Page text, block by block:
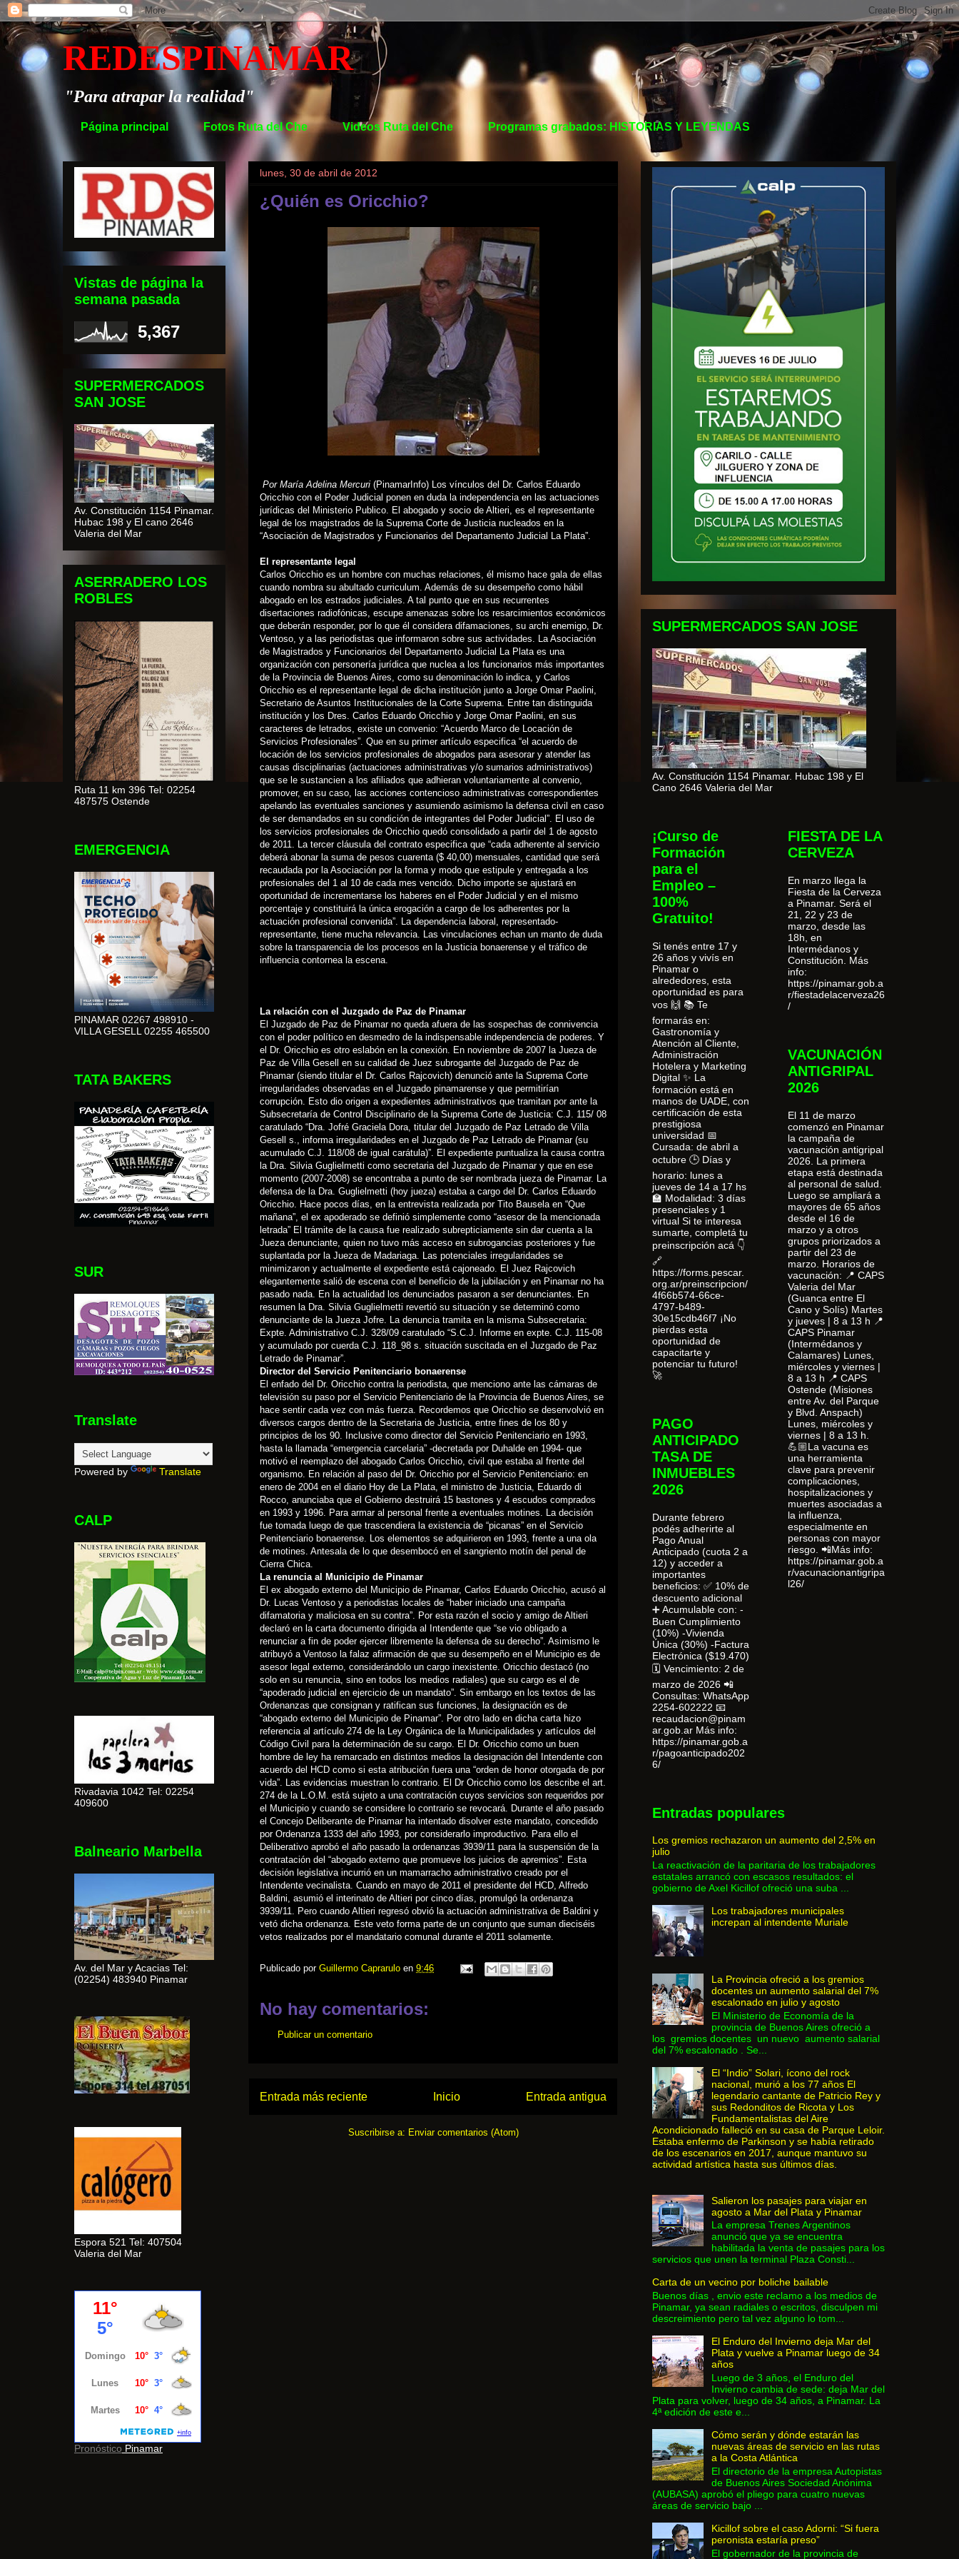
REDESPINAMAR
"Para atrapar la realidad"
Página principal Fotos Ruta del Che Videos Ruta del Che Programas grabados: HISTORIAS Y LEYENDAS
lunes, 30 de abril de 2012
¿Quién es Oricchio?
Por María Adelina Mercuri (PinamarInfo) Los vínculos del Dr. Carlos Eduardo
Oricchio con el Poder Judicial ponen en duda la independencia en las actuaciones
jurídicas del Ministerio Publico. El abogado y socio de Altieri, es el representante
legal de los magistrados de la Suprema Corte de Justicia nucleados en la
“Asociación de Magistrados y Funcionarios del Departamento Judicial La Plata”.
El representante legal
Carlos Oricchio es un hombre con muchas relaciones, él mismo hace gala de ellas
cuando nombra su abultado curriculum. Además de su desempeño como hábil
abogado en los estrados judiciales. A tal punto que en sus recurrentes
disertaciones radiofónicas, escupe amenazas sobre los resarcimientos económicos
que deberán responder, por lo que él considera difamaciones, su archi enemigo, Dr.
Ventoso, y a las periodistas que informaron sobre sus actividades. La Asociación
de Magistrados y Funcionarios del Departamento Judicial La Plata es una
organización con personería jurídica que nuclea a los funcionarios más importantes
de la Provincia de Buenos Aires, como su denominación lo indica, y Carlos
Oricchio es el representante legal de dicha institución junto a Jorge Omar Paolini,
Secretario de Asuntos Institucionales de la Corte Suprema. Entre tan distinguida
institución y los Dres. Carlos Eduardo Oricchio y Jorge Omar Paolini, en sus
caracteres de letrados, existe un convenio: “Acuerdo Marco de Locación de
Servicios Profesionales”. Que en su primer artículo especifica “el acuerdo de
locación de los servicios profesionales de abogados para asesorar y atender las
causas disciplinarias (actuaciones administrativas y/o sumarios administrativos)
que se le sustancien a los afiliados que adhieran voluntariamente al convenio,
promover, en su caso, las acciones contencioso administrativas correspondientes
apelando las eventuales sanciones y asumiendo asimismo la defensa civil en caso
de ser demandados en su condición de integrantes del Poder Judicial”. El uso de
los servicios profesionales de Oricchio quedó consolidado a partir del 1 de agosto
de 2011. La tercer cláusula del contrato especifica que “cada adherente al servicio
deberá abonar la suma de pesos cuarenta ($ 40,00) mensuales, cantidad que será
recaudada por la Asociación por la forma y modo que estipule y entregada a los
profesionales del 1 al 10 de cada mes vencido. Dicho importe se ajustará en
oportunidad de incrementarse los haberes en el Poder Judicial y en el mismo
porcentaje y constituirá la única erogación a cargo de los adherentes por la
actuación profesional convenida”. La dependencia laboral, representado-
representante, tiene mucha relevancia. Las vinculaciones echan un manto de duda
sobre la transparencia de los procesos en la Justicia bonaerense y el tráfico de
influencia contornea la escena.
La relación con el Juzgado de Paz de Pinamar
El Juzgado de Paz de Pinamar no queda afuera de las sospechas de connivencia
con el poder político en desmedro de la indispensable independencia de poderes. Y
el Dr. Oricchio es otro eslabón en la conexión. En noviembre de 2007 la Jueza de
Paz de Villa Gesell en su calidad de Juez subrogante del Juzgado de Paz de
Pinamar (siendo titular el Dr. Carlos Rajcovich) denunció ante la Suprema Corte
irregularidades observadas en el Juzgado pinamarense y que permitirían
corrupción. Esto dio origen a expedientes administrativos que tramitan por ante la
Subsecretaría de Control Disciplinario de la Suprema Corte de Justicia: C.J. 115/ 08
caratulado “Dra. Jofré Graciela Dora, titular del Juzgado de Paz Letrado de Villa
Gesell s., informa irregularidades en el Juzgado de Paz Letrado de Pinamar (su
acumulado C.J. 118/08 de igual carátula)”. El expediente puntualiza la causa contra
la Dra. Silvia Guglielmetti como secretaria del Juzgado de Pinamar y que en ese
momento (2007-2008) se encontraba a punto de ser nombrada jueza de Pinamar. La
defensa de la Dra. Guglielmetti (hoy jueza) estaba a cargo del Dr. Carlos Eduardo
Oricchio. Hace pocos días, en la entrevista realizada por Tito Bausela en “Que
mañana”, el ex apoderado se definió simplemente como “asesor de la mencionada
letrada” El trámite de la causa fue realizado subrepticiamente sin dar cuenta a la
Jueza denunciante, quien no tuvo más acceso en subrogancias posteriores y fue
suplantada por la Jueza de Madariaga. Las potenciales irregularidades se
minimizaron y actualmente el expediente está cajoneado. El Juez Rajcovich
elegantemente salió de escena con el beneficio de la jubilación y en Pinamar no ha
pasado nada. En la actualidad los denunciados pasaron a ser denunciantes. En
resumen la Dra. Silvia Guglielmetti revertió su situación y se determinó como
denunciante de la Jueza Jofre. La denuncia tramita en la misma Subsecretaria:
Expte. Administrativo C.J. 328/09 caratulado “S.C.J. Informe en expte. C.J. 115-08
y acumulado por cuerda C.J. 118_98 s. situación suscitada en el Juzgado de Paz
Letrado de Pinamar”.
Director del Servicio Penitenciario bonaerense
El enfado del Dr. Oricchio contra la periodista, que menciono ante las cámaras de
televisión su paso por el Servicio Penitenciario de la Provincia de Buenos Aires, se
hace sentir cada vez con más fuerza. Recordemos que Oricchio se desenvolvió en
diversos cargos dentro de la Secretaria de Justicia, entre fines de los 80 y
principios de los 90. Inclusive como director del Servicio Penitenciario en 1993,
hasta la llamada “emergencia carcelaria” -decretada por Duhalde en 1994- que
motivó el reemplazo del abogado Carlos Oricchio, civil que estaba al frente del
organismo. En relación al paso del Dr. Oricchio por el Servicio Penitenciario: en
enero de 2004 en el diario Hoy de La Plata, el ministro de Justicia, Eduardo di
Rocco, anunciaba que el Gobierno destruirá 15 bastones y 4 escudos comprados
en 1993 y 1996. Para armar al personal frente a eventuales motines. La decisión
fue tomada luego de que trascendiera la existencia de “picanas” en el Servicio
Penitenciario bonaerense. Los elementos se adquirieron en 1993, frente a una ola
de motines. Antesala de lo que desembocó en el sangriento motín del penal de
Cierra Chica.
La renuncia al Municipio de Pinamar
El ex abogado externo del Municipio de Pinamar, Carlos Eduardo Oricchio, acusó al
Dr. Lucas Ventoso y a periodistas locales de “haber iniciado una campaña
difamatoria y maliciosa en su contra”. Por esta razón el socio y amigo de Altieri
declaró en la carta documento dirigida al Intendente que “se vio obligado a
renunciar a fin de poder ejercer libremente la defensa de su derecho”. Asimismo le
atribuyó a Ventoso la falaz afirmación de que su desempeño en el Municipio es de
asesor legal externo, considerándolo un cargo inexistente. Oricchio destacó (no
solo en su renuncia, sino en todos los medios radiales) que su cargo es el de
“apoderado judicial en ejercicio de un mandato”. Sin embargo en los textos de las
Ordenanzas que consignan y ratifican sus funciones, la designación es de
“abogado externo del Municipio de Pinamar”. Por otro lado en dicha carta hizo
referencia al artículo 274 de la Ley Orgánica de la Municipalidades y artículos del
Código Civil para la determinación de su cargo. El Dr. Oricchio como un buen
hombre de ley ha remarcado en distintos medios la designación del Intendente con
acuerdo del HCD como si esta atribución fuera una “orden de honor otorgada de por
vida”. Las evidencias muestran lo contrario. El Dr Oricchio como los describe el art.
274 de la L.O.M. está sujeto a una contratación cuyos servicios son requeridos por
el Municipio y cuando se considere lo contrario se revocará. Durante el año pasado
el Concejo Deliberante de Pinamar ha intentado disolver este mandato, concedido
por Ordenanza 1333 del año 1993, por considerarlo improductivo. Para ello el
Deliberativo aprobó el año pasado la ordenanzas 3939/11 para la suspensión de la
contratación del “abogado externo que promueve los juicios de apremios”. Esta
decisión legislativa incurrió en un mamarracho administrativo creado por el
Intendente vecinalista. Cuando en mayo de 2011 el presidente del HCD, Alfredo
Baldini, asumió el interinato de Altieri por cinco días, promulgó la ordenanza
3939/11. Pero cuando Altieri regresó obvió la actuación administrativa de Baldini y
vetó dicha ordenanza. Este veto forma parte de un conjunto que suman dieciséis
vetos realizados por el mandatario comunal durante el 2011 solamente.
Publicado por Guillermo Caprarulo en 9:46
No hay comentarios:
Publicar un comentario
Entrada más reciente Entrada antigua
Inicio
Suscribirse a: Enviar comentarios (Atom)
Vistas de página la
semana pasada
5,367
SUPERMERCADOS
SAN JOSE
Av. Constitución 1154 Pinamar.
Hubac 198 y El cano 2646
Valeria del Mar
ASERRADERO LOS
ROBLES
Ruta 11 km 396 Tel: 02254
487575 Ostende
EMERGENCIA
PINAMAR 02267 498910 -
VILLA GESELL 02255 465500
TATA BAKERS
SUR
Translate
Powered by Translate
CALP
Rivadavia 1042 Tel: 02254
409600
Balneario Marbella
Av. del Mar y Acacias Tel:
(02254) 483940 Pinamar
Espora 521 Tel: 407504
Valeria del Mar
Pronóstico Pinamar
SUPERMERCADOS SAN JOSE
Av. Constitución 1154 Pinamar. Hubac 198 y El
Cano 2646 Valeria del Mar
¡Curso de
Formación
para el
Empleo –
100%
Gratuito!
Si tenés entre 17 y
26 años y vivís en
Pinamar o
alrededores, esta
oportunidad es para
vos 🙌 📚 Te
formarás en:
Gastronomía y
Atención al Cliente,
Administración
Hotelera y Marketing
Digital ✨ La
formación está en
manos de UADE, con
certificación de esta
prestigiosa
universidad 📅
Cursada: de abril a
octubre 🕒 Días y
horario: lunes a
jueves de 14 a 17 hs
🏫 Modalidad: 3 días
presenciales y 1
virtual Si te interesa
sumarte, completá tu
preinscripción acá 👇
🔗
https://forms.pescar.
org.ar/preinscripcion/
4f66b574-66ce-
4797-b489-
30e15cdb46f7 ¡No
pierdas esta
oportunidad de
capacitarte y
potenciar tu futuro!
🚀
PAGO
ANTICIPADO
TASA DE
INMUEBLES
2026
Durante febrero
podés adherirte al
Pago Anual
Anticipado (cuota 2 a
12) y acceder a
importantes
beneficios: ✅ 10% de
descuento adicional
➕ Acumulable con: -
Buen Cumplimiento
(10%) -Vivienda
Única (30%) -Factura
Electrónica ($19.470)
🗓 Vencimiento: 2 de
marzo de 2026 📲
Consultas: WhatsApp
2254-602222 📧
recaudacion@pinam
ar.gob.ar Más info:
https://pinamar.gob.a
r/pagoanticipado202
6/
FIESTA DE LA
CERVEZA
En marzo llega la
Fiesta de la Cerveza
a Pinamar. Será el
21, 22 y 23 de
marzo, desde las
18h, en
Intermédanos y
Constitución. Más
info:
https://pinamar.gob.a
r/fiestadelacerveza26
/
VACUNACIÓN
ANTIGRIPAL
2026
El 11 de marzo
comenzó en Pinamar
la campaña de
vacunación antigripal
2026. La primera
etapa está destinada
al personal de salud.
Luego se ampliará a
mayores de 65 años
desde el 16 de
marzo y a otros
grupos priorizados a
partir del 23 de
marzo. Horarios de
vacunación: 📍 CAPS
Valeria del Mar
(Guanca entre El
Cano y Solís) Martes
y jueves | 8 a 13 h 📍
CAPS Pinamar
(Intermédanos y
Calamares) Lunes,
miércoles y viernes |
8 a 13 h 📍 CAPS
Ostende (Misiones
entre Av. del Parque
y Blvd. Anspach)
Lunes, miércoles y
viernes | 8 a 13 h.
💪🏼La vacuna es
una herramienta
clave para prevenir
complicaciones,
hospitalizaciones y
muertes asociadas a
la influenza,
especialmente en
personas con mayor
riesgo. 📲Más info:
https://pinamar.gob.a
r/vacunacionantigripa
l26/
Entradas populares
Los gremios rechazaron un aumento del 2,5% en
julio
La reactivación de la paritaria de los trabajadores
estatales arrancó con escasos resultados: el
gobierno de Axel Kicillof ofreció una suba ...
Los trabajadores municipales
increpan al intendente Muriale
La Provincia ofreció a los gremios
docentes un aumento salarial del 7%
escalonado en julio y agosto
El Ministerio de Economía de la
provincia de Buenos Aires ofreció a
los gremios docentes un nuevo aumento salarial
del 7% escalonado . Se...
El “Indio” Solari, ícono del rock
nacional, murió a los 77 años El
legendario cantante de Patricio Rey y
sus Redonditos de Ricota y Los
Fundamentalistas del Aire
Acondicionado falleció en su casa de Parque Leloir.
Estaba enfermo de Parkinson y se había retirado
de los escenarios en 2017, aunque mantuvo su
actividad artística hasta sus últimos días.
Salieron los pasajes para viajar en
agosto a Mar del Plata y Pinamar
La empresa Trenes Argentinos
anunció que ya se encuentra
habilitada la venta de pasajes para los
servicios que unen la terminal Plaza Consti...
Carta de un vecino por boliche bailable
Buenos días , envio este reclamo a los medios de
Pinamar, ya sean radiales o escritos, disculpen mi
descreimiento pero tal vez alguno lo tom...
El Enduro del Invierno deja Mar del
Plata y vuelve a Pinamar luego de 34
años
Luego de 3 años, el Enduro del
Invierno cambia de sede: deja Mar del
Plata para volver, luego de 34 años, a Pinamar. La
4ª edición de este e...
Cómo serán y dónde estarán las
nuevas áreas de servicio en las rutas
a la Costa Atlántica
El directorio de la empresa Autopistas
de Buenos Aires Sociedad Anónima
(AUBASA) aprobó el pliego para cuatro nuevas
áreas de servicio bajo ...
Kicillof sobre el caso Adorni: “Si fuera
peronista estaría preso”
El gobernador de la provincia de